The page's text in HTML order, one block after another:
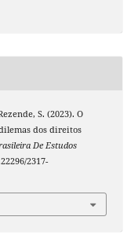
S. (2023). O
dos direitos
De Estudos
2317-